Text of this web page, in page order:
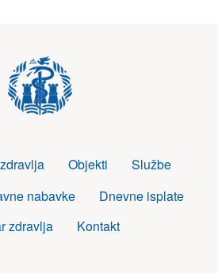
Objekti
Službe
nabavke
Dnevne isplate
zdravlja
Kontakt